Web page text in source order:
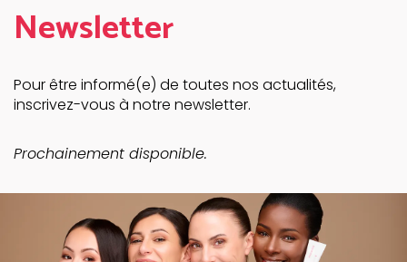
Newsletter
Pour être informé(e) de toutes nos actualités,
inscrivez-vous à notre newsletter.
Prochainement disponible.